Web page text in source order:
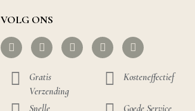
VOLG ONS
Gratis
Verzending
Kosteneffectief
Snelle Goede Service